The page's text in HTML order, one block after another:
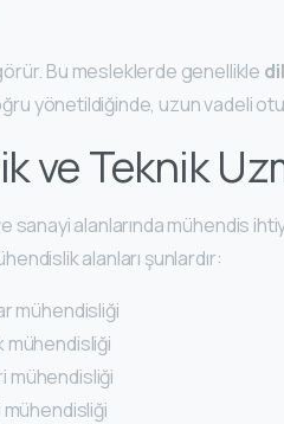
Bu mesleklerde genellikle
yönetildiğinde, uzun vadeli
ve Teknik
sanayi alanlarında mühendis
alanları şunlardır:
mühendisliği
mühendisliği